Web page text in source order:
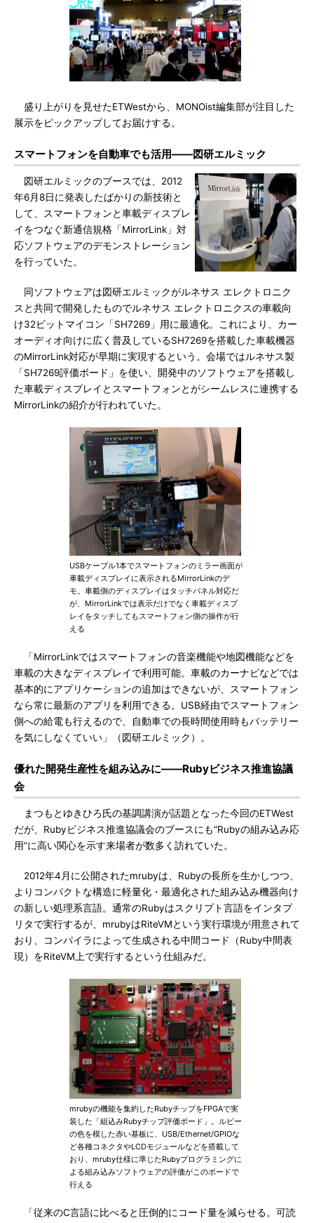
盛り上がりを見せたETWestから、MONOist編集部が注目した
展示をピックアップしてお届けする。
スマートフォンを自動車でも活用――図研エルミック
図研エルミックのブースでは、2012
年6月8日に発表したばかりの新技術と
して、スマートフォンと車載ディスプレ
イをつなぐ新通信規格「MirrorLink」対
応ソフトウェアのデモンストレーション
を行っていた。
同ソフトウェアは図研エルミックがルネサス エレクトロニク
スと共同で開発したものでルネサス エレクトロニクスの車載向
け32ビットマイコン「SH7269」用に最適化。これにより、カー
オーディオ向けに広く普及しているSH7269を搭載した車載機器
のMirrorLink対応が早期に実現するという。会場ではルネサス製
「SH7269評価ボード」を使い、開発中のソフトウェアを搭載し
た車載ディスプレイとスマートフォンとがシームレスに連携する
MirrorLinkの紹介が行われていた。
USBケーブル1本でスマートフォンのミラー画面が
車載ディスプレイに表示されるMirrorLinkのデ
モ。車載側のディスプレイはタッチパネル対応だ
が、MirrorLinkでは表示だけでなく車載ディスプ
レイをタッチしてもスマートフォン側の操作が行
える
「MirrorLinkではスマートフォンの音楽機能や地図機能などを
車載の大きなディスプレイで利用可能。車載のカーナビなどでは
基本的にアプリケーションの追加はできないが、スマートフォン
なら常に最新のアプリを利用できる。USB経由でスマートフォン
側への給電も行えるので、自動車での長時間使用時もバッテリー
を気にしなくていい」（図研エルミック）。
優れた開発生産性を組み込みに――Rubyビジネス推進協議
会
まつもとゆきひろ氏の基調講演が話題となった今回のETWest
だが、Rubyビジネス推進協議会のブースにも“Rubyの組み込み応
用”に高い関心を示す来場者が数多く訪れていた。
2012年4月に公開されたmrubyは、Rubyの長所を生かしつつ、
よりコンパクトな構造に軽量化・最適化された組み込み機器向け
の新しい処理系言語。通常のRubyはスクリプト言語をインタプ
リタで実行するが、mrubyはRiteVMという実行環境が用意されて
おり、コンパイラによって生成される中間コード（Ruby中間表
現）をRiteVM上で実行するという仕組みだ。
mrubyの機能を集約したRubyチップをFPGAで実
装した「組込みRubyチップ評価ボード」。ルビー
の色を模した赤い基板に、USB/Ethernet/GPIOな
ど各種コネクタやLCDモジュールなどを搭載して
おり、mruby仕様に準じたRubyプログラミングに
よる組み込みソフトウェアの評価がこのボードで
行える
「従来のC言語に比べると圧倒的にコード量を減らせる。可読